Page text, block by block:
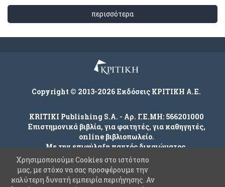
περισσότερα
Copyright © 2013-2026 Εκδόσεις ΚΡΙΤΙΚΗ Α.Ε.
KRITIKI Publishing S.A. - Αρ. Γ.Ε.ΜΗ: 566201000
Επιστημονικά βιβλία, για φοιτητές, για καθηγητές,
online βιβλιοπωλείο.
Με την επιφύλαξη παντός δικαιώματος.
Company
Χρησιμοποιούμε Cookies στο ιστότοπο
μας, με στόχο να σας προσφέρουμε την
καλύτερη δυνατή εμπειρία περιήγησης. Αν